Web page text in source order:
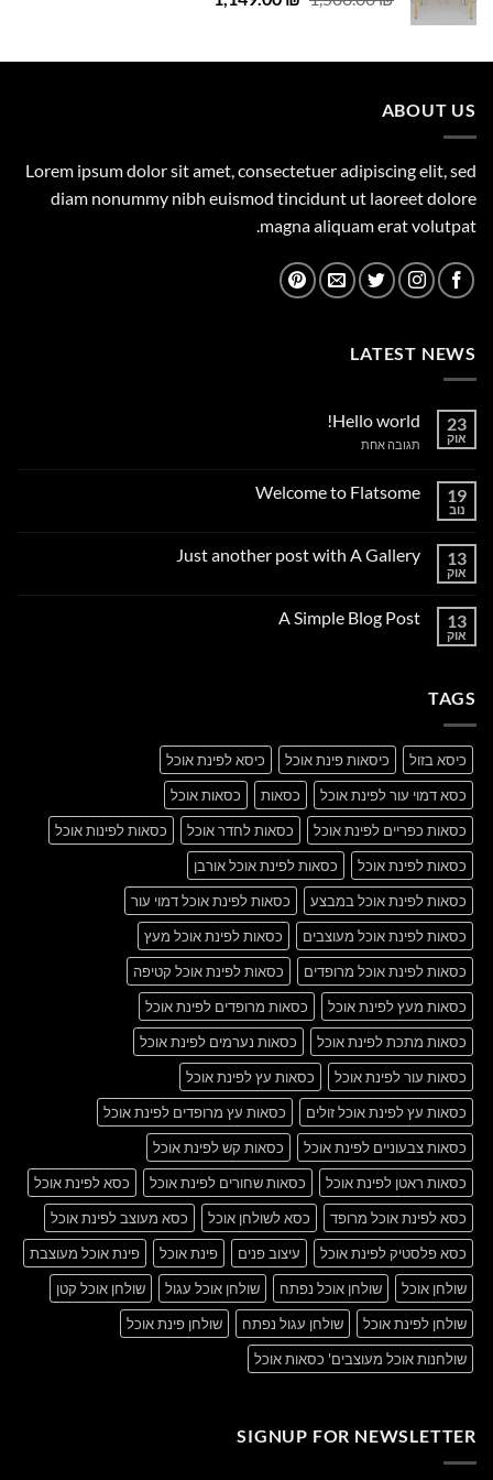
1,500.00 ₪.
1,149.00 ₪.
ABOUT US
Lorem ipsum dolor sit amet, consectetuer adipiscing elit, sed
diam nonummy nibh euismod tincidunt ut laoreet dolore
magna aliquam erat volutpat.
LATEST NEWS
23
אוק
Hello world!
תגובה אחתעל
19
נוב
Welcome to Flatsome
Welcome
13
אוק
Just another post with A Gallery
Just
13
אוק
A Simple Blog Post
TAGS
כיסא בזול כיסאות פינת אוכל
כיסא לפינת אוכל
כסא דמוי עור לפינת אוכל
כסאות
כסאות אוכל
כסאות כפריים לפינת אוכל
כסאות לחדר אוכל
כסאות לפינות אוכל
כסאות לפינת אוכל
כסאות לפינת אוכל אורבן
כסאות לפינת אוכל במבצע
כסאות לפינת אוכל דמוי עור
כסאות לפינת אוכל מעוצבים
כסאות לפינת אוכל מעץ
כסאות לפינת אוכל מרופדים
כסאות לפינת אוכל קטיפה
כסאות מעץ לפינת אוכל
כסאות מרופדים לפינת אוכל
כסאות מתכת לפינת אוכל
כסאות נערמים לפינת אוכל
כסאות עור לפינת אוכל
כסאות עץ לפינת אוכל
כסאות עץ לפינת אוכל זולים
כסאות עץ מרופדים לפינת אוכל
כסאות צבעוניים לפינת אוכל
כסאות קש לפינת אוכל
כסאות ראטן לפינת אוכל
כסאות שחורים לפינת אוכל
כסא לפינת אוכל
כסא לפינת אוכל מרופד
כסא לשולחן אוכל
כסא מעוצב לפינת אוכל
כסא פלסטיק לפינת אוכל
עיצוב פנים פינת אוכל
פינת אוכל מעוצבת
שולחן אוכל
שולחן אוכל נפתח שולחן אוכל עגול
שולחן אוכל קטן
שולחן לפינת אוכל
שולחן עגול נפתח
שולחן פינת אוכל
שולחנות אוכל מעוצבים' כסאות אוכל
SIGNUP FOR NEWSLETTER